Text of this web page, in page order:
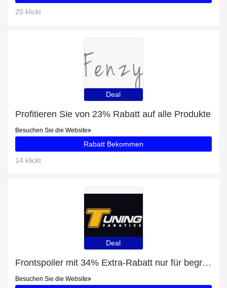
20 klickt
Deal
Profitieren Sie von 23% Rabatt auf alle Produkte
Besuchen Sie die Website
Rabatt Bekommen
14 klickt
Deal
Frontspoiler mit 34% Extra-Rabatt nur für begrenzte Zeit
Besuchen Sie die Website